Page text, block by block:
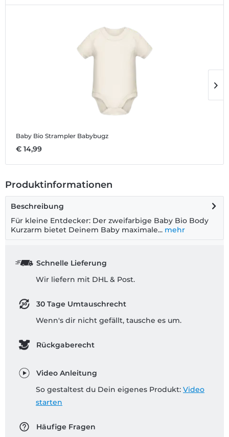
Baby Bio Strampler Babybugz
€ 14,99
Produktinformationen
Beschreibung
Für kleine Entdecker: Der zweifarbige Baby Bio Body
Kurzarm bietet Deinem Baby maximale... mehr
Schnelle Lieferung
Wir liefern mit DHL & Post.
30 Tage Umtauschrecht
Wenn's dir nicht gefällt, tausche es um.
Rückgaberecht
Video Anleitung
So gestaltest du Dein eigenes Produkt: Video
starten
Häufige Fragen